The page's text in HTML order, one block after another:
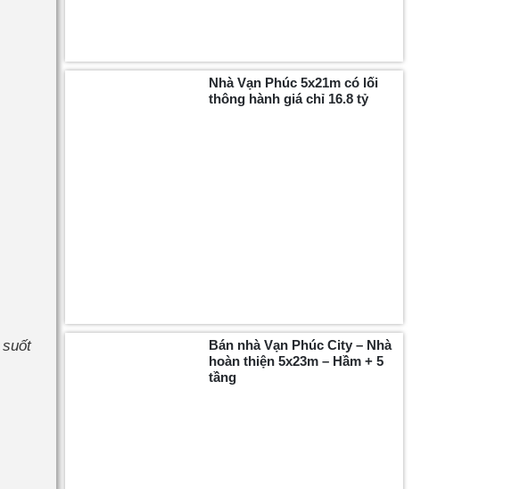
Nhà Vạn Phúc 5x21m có lối
thông hành giá chỉ 16.8 tỷ
Bán nhà Vạn Phúc City – Nhà
hoàn thiện 5x23m – Hầm + 5
tầng